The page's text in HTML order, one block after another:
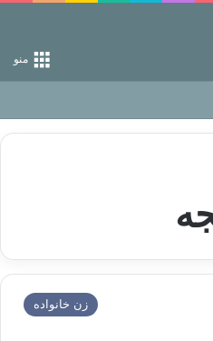
منو
از راه خداست‌!
زن خانواده